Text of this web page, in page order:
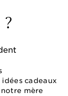
cadeaux
mère